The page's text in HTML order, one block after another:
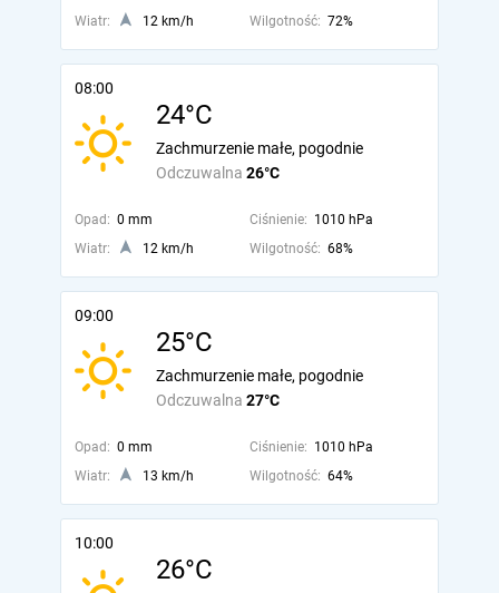
Wiatr: 12 km/h Wilgotność: 72%
08:00
24°C
Odczuwalna 26°C
Zachmurzenie małe, pogodnie
Opad: 0 mm Ciśnienie: 1010 hPa
Wiatr:
12 km/h Wilgotność: 68%
09:00
25°C
Odczuwalna 27°C
Zachmurzenie małe, pogodnie
Opad: 0 mm Ciśnienie: 1010 hPa
Wiatr:
13 km/h Wilgotność: 64%
10:00
26°C